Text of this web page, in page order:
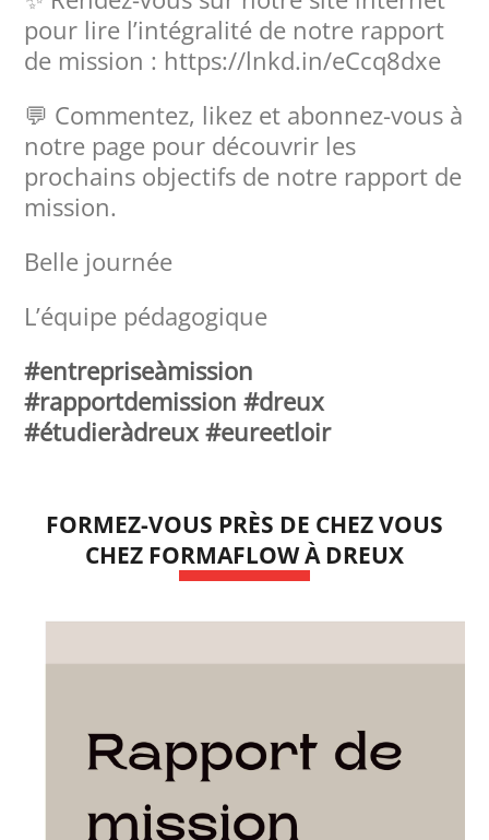
pour lire l’intégralité de notre rapport
de mission : https://lnkd.in/eCcq8dxe
💬 Commentez, likez et abonnez-vous à
notre page pour découvrir les
prochains objectifs de notre rapport de
mission.
Belle journée
L’équipe pédagogique
#entrepriseàmission
#rapportdemission #dreux
#étudieràdreux #eureetloir
FORMEZ-VOUS PRÈS DE CHEZ VOUS
CHEZ FORMAFLOW À DREUX